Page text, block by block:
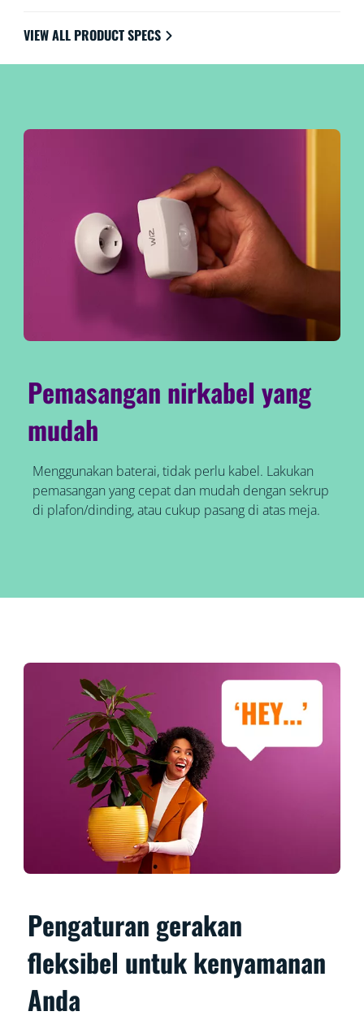
VIEW ALL PRODUCT SPECS
Pemasangan nirkabel yang
mudah
Menggunakan baterai, tidak perlu kabel. Lakukan
pemasangan yang cepat dan mudah dengan sekrup
di plafon/dinding, atau cukup pasang di atas meja.
Pengaturan gerakan
fleksibel untuk kenyamanan
Anda